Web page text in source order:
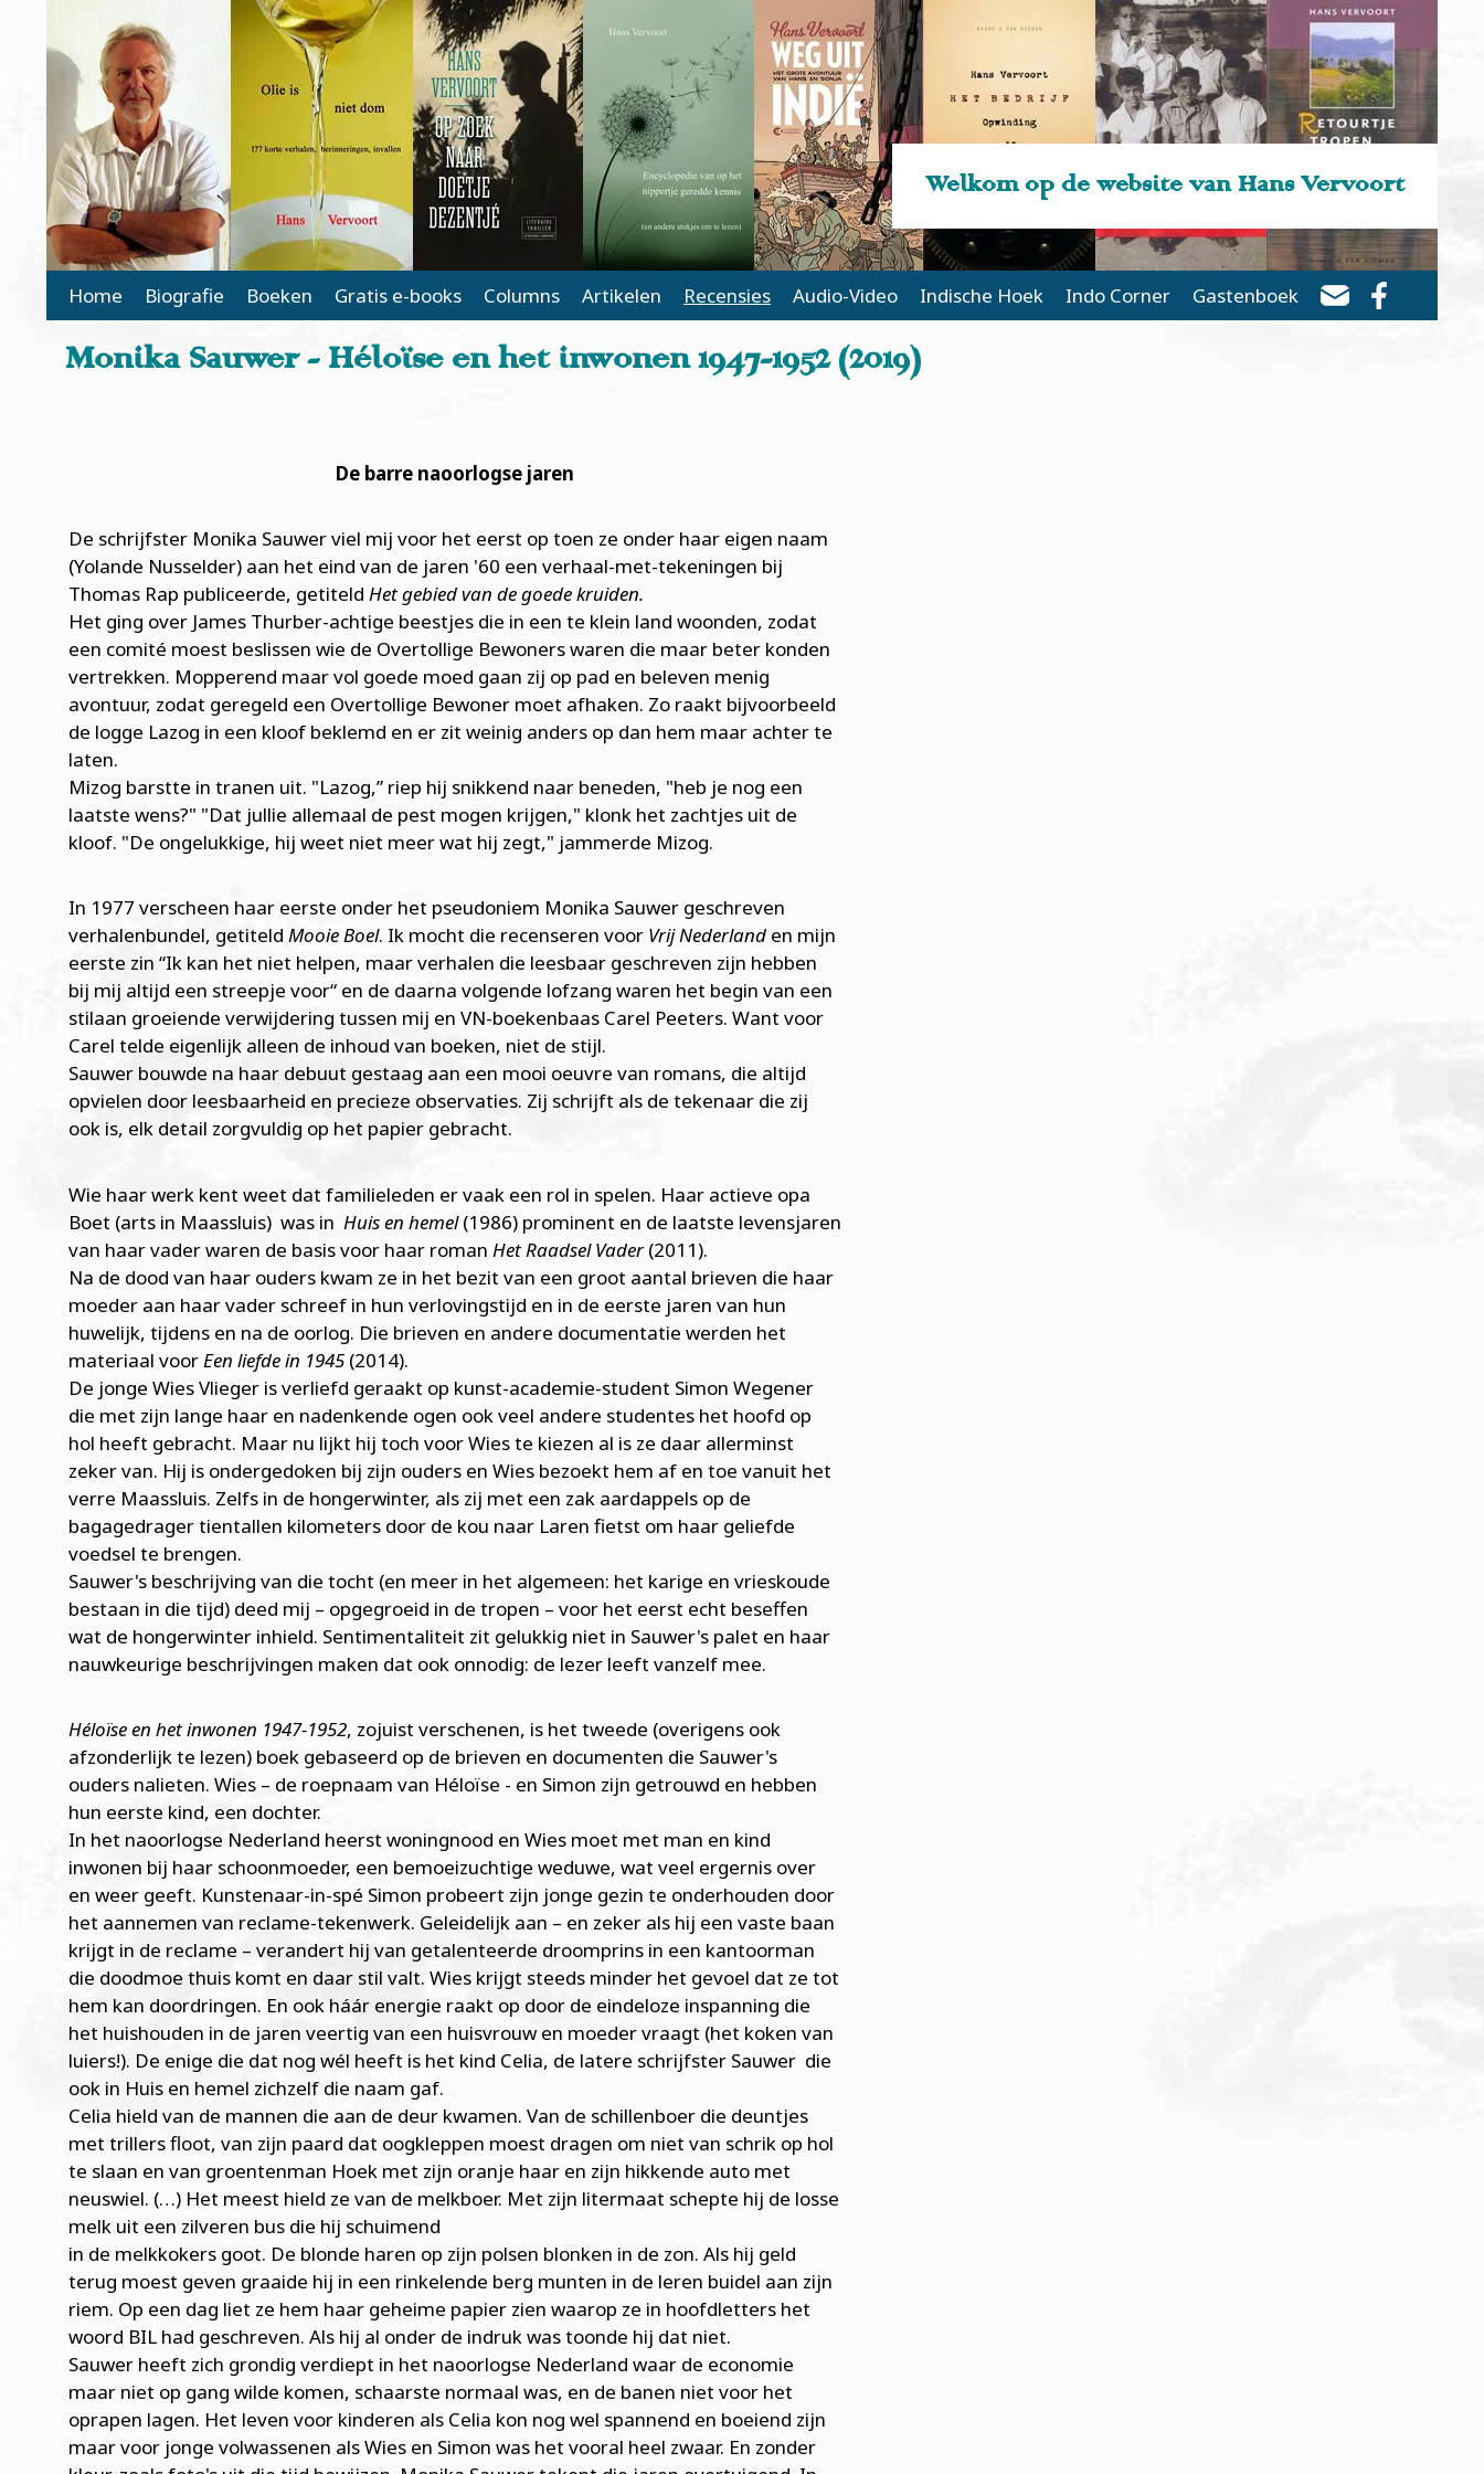
Welkom op de website van Hans Vervoort
Main Page Navigation
Home Biografie Boeken Gratis e-books Columns Artikelen Recensies Audio-Video Indische Hoek Indo Corner Gastenboek
Monika Sauwer - Héloïse en het inwonen 1947-1952 (2019)
De barre naoorlogse jaren
De schrijfster Monika Sauwer viel mij voor het eerst op toen ze onder haar eigen naam
(Yolande Nusselder) aan het eind van de jaren '60 een verhaal-met-tekeningen bij
Thomas Rap publiceerde, getiteld Het gebied van de goede kruiden.
Het ging over James Thurber-achtige beestjes die in een te klein land woonden, zodat
een comité moest beslissen wie de Overtollige Bewoners waren die maar beter konden
vertrekken. Mopperend maar vol goede moed gaan zij op pad en beleven menig
avontuur, zodat geregeld een Overtollige Bewoner moet afhaken. Zo raakt bijvoorbeeld
de logge Lazog in een kloof beklemd en er zit weinig anders op dan hem maar achter te
laten.
Mizog barstte in tranen uit. "Lazog,” riep hij snikkend naar beneden, "heb je nog een
laatste wens?" "Dat jullie allemaal de pest mogen krijgen," klonk het zachtjes uit de
kloof. "De ongelukkige, hij weet niet meer wat hij zegt," jammerde Mizog.
In 1977 verscheen haar eerste onder het pseudoniem Monika Sauwer geschreven
verhalenbundel, getiteld Mooie Boel. Ik mocht die recenseren voor Vrij Nederland en mijn
eerste zin “Ik kan het niet helpen, maar verhalen die leesbaar geschreven zijn hebben
bij mij altijd een streepje voor“ en de daarna volgende lofzang waren het begin van een
stilaan groeiende verwijdering tussen mij en VN-boekenbaas Carel Peeters. Want voor
Carel telde eigenlijk alleen de inhoud van boeken, niet de stijl.
Sauwer bouwde na haar debuut gestaag aan een mooi oeuvre van romans, die altijd
opvielen door leesbaarheid en precieze observaties. Zij schrijft als de tekenaar die zij
ook is, elk detail zorgvuldig op het papier gebracht.
Wie haar werk kent weet dat familieleden er vaak een rol in spelen. Haar actieve opa
Boet (arts in Maassluis) was in Huis en hemel(1986) prominent en de laatste levensjaren
van haar vader waren de basis voor haar roman Het Raadsel Vader(2011).
Na de dood van haar ouders kwam ze in het bezit van een groot aantal brieven die haar
moeder aan haar vader schreef in hun verlovingstijd en in de eerste jaren van hun
huwelijk, tijdens en na de oorlog. Die brieven en andere documentatie werden het
materiaal voor Een liefde in 1945 (2014).
De jonge Wies Vlieger is verliefd geraakt op kunst-academie-student Simon Wegener
die met zijn lange haar en nadenkende ogen ook veel andere studentes het hoofd op
hol heeft gebracht. Maar nu lijkt hij toch voor Wies te kiezen al is ze daar allerminst
zeker van. Hij is ondergedoken bij zijn ouders en Wies bezoekt hem af en toe vanuit het
verre Maassluis. Zelfs in de hongerwinter, als zij met een zak aardappels op de
bagagedrager tientallen kilometers door de kou naar Laren fietst om haar geliefde
voedsel te brengen.
Sauwer's beschrijving van die tocht (en meer in het algemeen: het karige en vrieskoude
bestaan in die tijd) deed mij – opgegroeid in de tropen – voor het eerst echt beseffen
wat de hongerwinter inhield. Sentimentaliteit zit gelukkig niet in Sauwer's palet en haar
nauwkeurige beschrijvingen maken dat ook onnodig: de lezer leeft vanzelf mee.
Héloïse en het inwonen 1947-1952, zojuist verschenen, is het tweede (overigens ook
afzonderlijk te lezen) boek gebaseerd op de brieven en documenten die Sauwer's
ouders nalieten. Wies – de roepnaam van Héloïse - en Simon zijn getrouwd en hebben
hun eerste kind, een dochter.
In het naoorlogse Nederland heerst woningnood en Wies moet met man en kind
inwonen bij haar schoonmoeder, een bemoeizuchtige weduwe, wat veel ergernis over
en weer geeft. Kunstenaar-in-spé Simon probeert zijn jonge gezin te onderhouden door
het aannemen van reclame-tekenwerk. Geleidelijk aan – en zeker als hij een vaste baan
krijgt in de reclame – verandert hij van getalenteerde droomprins in een kantoorman
die doodmoe thuis komt en daar stil valt. Wies krijgt steeds minder het gevoel dat ze tot
hem kan doordringen. En ook háár energie raakt op door de eindeloze inspanning die
het huishouden in de jaren veertig van een huisvrouw en moeder vraagt (het koken van
luiers!). De enige die dat nog wél heeft is het kind Celia, de latere schrijfster Sauwer die
ook in Huis en hemel zichzelf die naam gaf.
Celia hield van de mannen die aan de deur kwamen. Van de schillenboer die deuntjes
met trillers floot, van zijn paard dat oogkleppen moest dragen om niet van schrik op hol
te slaan en van groentenman Hoek met zijn oranje haar en zijn hikkende auto met
neuswiel. (…) Het meest hield ze van de melkboer. Met zijn litermaat schepte hij de losse
melk uit een zilveren bus die hij schuimend
in de melkkokers goot. De blonde haren op zijn polsen blonken in de zon. Als hij geld
terug moest geven graaide hij in een rinkelende berg munten in de leren buidel aan zijn
riem. Op een dag liet ze hem haar geheime papier zien waarop ze in hoofdletters het
woord BIL had geschreven. Als hij al onder de indruk was toonde hij dat niet.
Sauwer heeft zich grondig verdiept in het naoorlogse Nederland waar de economie
maar niet op gang wilde komen, schaarste normaal was, en de banen niet voor het
oprapen lagen. Het leven voor kinderen als Celia kon nog wel spannend en boeiend zijn
maar voor jonge volwassenen als Wies en Simon was het vooral heel zwaar. En zonder